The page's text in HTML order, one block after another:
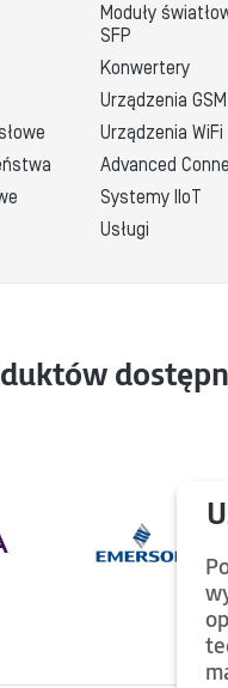
Moduły
SFP
Konwertery
Urządzenia GSM
Urządzenia WiFi
Advanced
Systemy IIoT
Usługi